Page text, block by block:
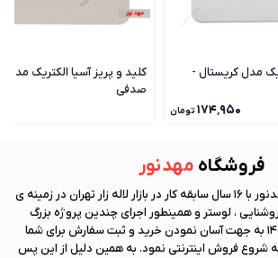
مدل کریستال -
۱۷۴٬۹۵۰ تومان
کلید و پریز آسیا الکتریک مدل
صدفی
فروشگاه مهد نور
نور
با 16 سال سابقه کار در بازار لاله زار تهران در زمینه ی
، لوستر و همینطور اجرای چندین پروژه بزرگ
ساختمانی ، در سال 1402 به جهت آسان نمودن خرید و ثبت سفارش برای شما
شروع فروش اینترنتی نمود. به همین دلیل از این پس